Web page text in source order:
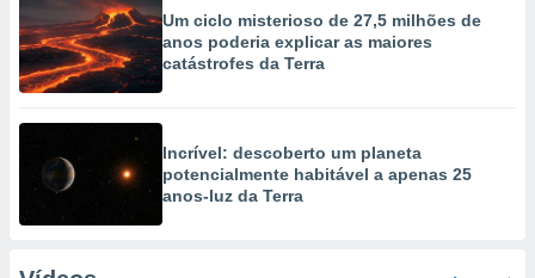
Um ciclo misterioso de 27,5 milhões de
anos poderia explicar as maiores
catástrofes da Terra
Incrível: descoberto um planeta
potencialmente habitável a apenas 25
anos-luz da Terra